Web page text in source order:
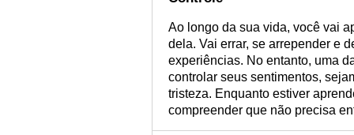
Ao longo da sua vida, você vai
dela. Vai errar, se arrepender e
experiências. No entanto, uma
controlar seus sentimentos,
tristeza. Enquanto estiver
compreender que não precisa